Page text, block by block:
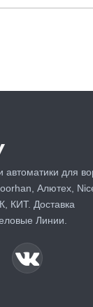
для
Алютех,
КИТ. Доставка
Линии.